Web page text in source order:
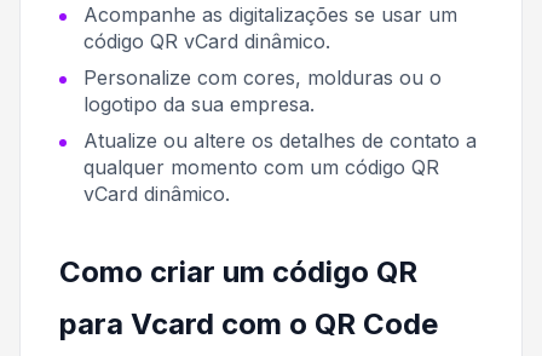
Acompanhe as digitalizações se usar um
código QR vCard dinâmico.
Personalize com cores, molduras ou o
logotipo da sua empresa.
Atualize ou altere os detalhes de contato a
qualquer momento com um código QR
vCard dinâmico.
Como criar um código QR
para Vcard com o QR Code